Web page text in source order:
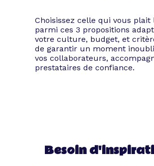
Choisissez celle qui vous plait
parmi ces 3 propositions
votre culture, budget, et
de garantir un moment
vos collaborateurs,
prestataires de confiance.
Besoin